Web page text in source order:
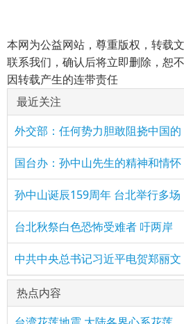
本网为公益网站，尊重版权，转载
联系我们，确认后将立即删除，恕
因转载产生的连带责任
最近关注
外交部：任何势力胆敢阻挠中国的
国台办：孙中山先生的精神和情怀
孙中山诞辰159周年 台北举行多场
台北秋祭白色恐怖受难者 吁两岸
中共中央总书记习近平电贺郑丽文
热点内容